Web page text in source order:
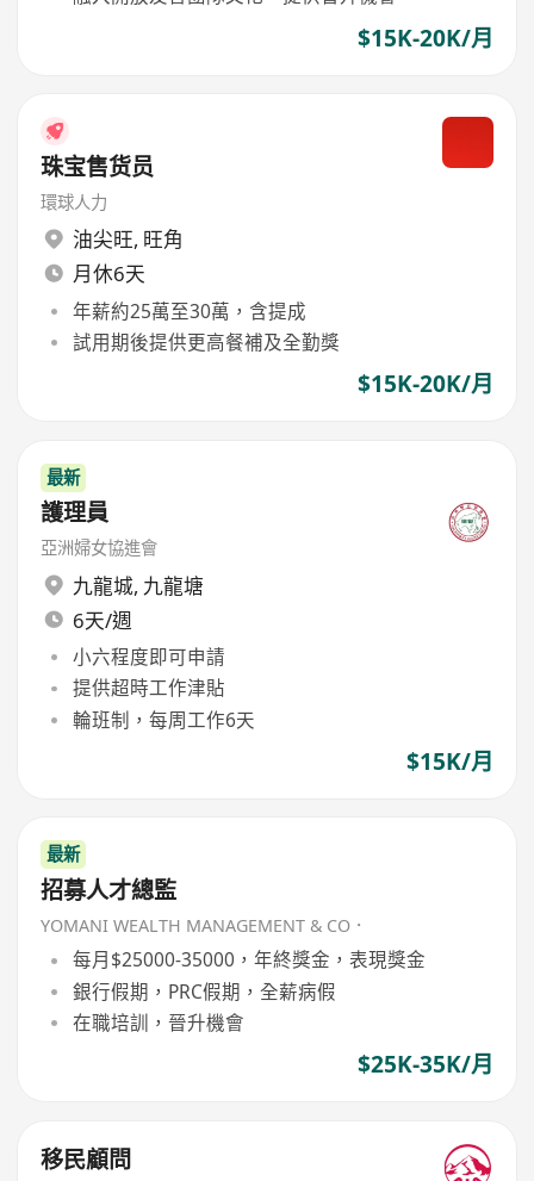
$15K-20K/月
珠宝售货员
環球人力
油尖旺, 旺角
月休6天
年薪約25萬至30萬，含提成
試用期後提供更高餐補及全勤獎
$15K-20K/月
最新
護理員
亞洲婦女協進會
九龍城, 九龍塘
6天/週
小六程度即可申請
提供超時工作津貼
輪班制，每周工作6天
$15K/月
最新
招募人才總監
YOMANI WEALTH MANAGEMENT & CO．
每月$25000-35000，年終獎金，表現獎金
銀行假期，PRC假期，全薪病假
在職培訓，晉升機會
$25K-35K/月
移民顧問